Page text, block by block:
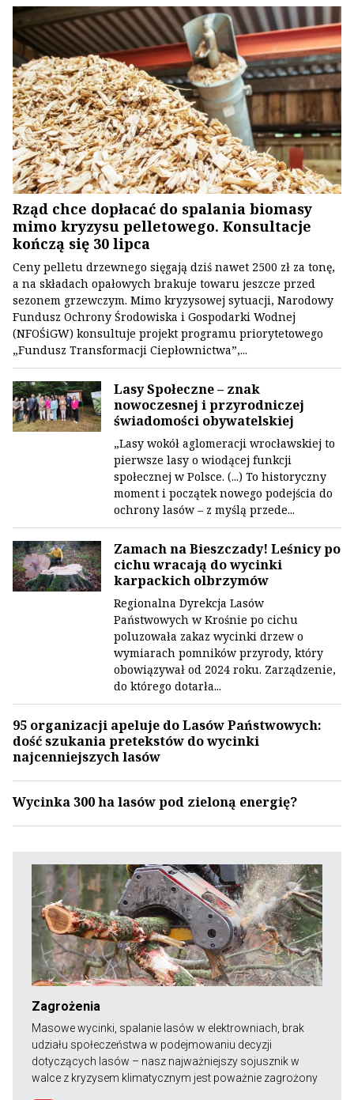
Rząd chce dopłacać do spalania biomasy
mimo kryzysu pelletowego. Konsultacje
kończą się 30 lipca
Ceny pelletu drzewnego sięgają dziś nawet 2500 zł za tonę,
a na składach opałowych brakuje towaru jeszcze przed
sezonem grzewczym. Mimo kryzysowej sytuacji, Narodowy
Fundusz Ochrony Środowiska i Gospodarki Wodnej
(NFOŚiGW) konsultuje projekt programu priorytetowego
„Fundusz Transformacji Ciepłownictwa”,...
Lasy Społeczne – znak
nowoczesnej i przyrodniczej
świadomości obywatelskiej
„Lasy wokół aglomeracji wrocławskiej to
pierwsze lasy o wiodącej funkcji
społecznej w Polsce. (...) To historyczny
moment i początek nowego podejścia do
ochrony lasów – z myślą przede...
Zamach na Bieszczady! Leśnicy po
cichu wracają do wycinki
karpackich olbrzymów
Regionalna Dyrekcja Lasów
Państwowych w Krośnie po cichu
poluzowała zakaz wycinki drzew o
wymiarach pomników przyrody, który
obowiązywał od 2024 roku. Zarządzenie,
do którego dotarła...
95 organizacji apeluje do Lasów Państwowych:
dość szukania pretekstów do wycinki
najcenniejszych lasów
Wycinka 300 ha lasów pod zieloną energię?
Zagrożenia
Masowe wycinki, spalanie lasów w elektrowniach, brak
udziału społeczeństwa w podejmowaniu decyzji
dotyczących lasów – nasz najważniejszy sojusznik w
walce z kryzysem klimatycznym jest poważnie zagrożony